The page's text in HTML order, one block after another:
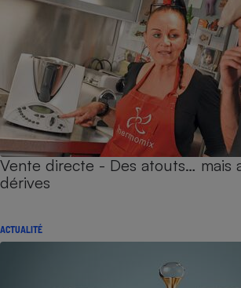
Vente directe - Des atouts… mais
dérives
ACTUALITÉ